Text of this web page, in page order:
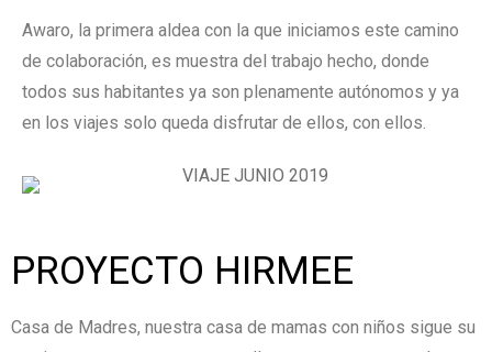
Awaro, la primera aldea con la que iniciamos este camino
de colaboración, es muestra del trabajo hecho, donde
todos sus habitantes ya son plenamente autónomos y ya
en los viajes solo queda disfrutar de ellos, con ellos.
PROYECTO HIRMEE
Casa de Madres, nuestra casa de mamas con niños sigue su